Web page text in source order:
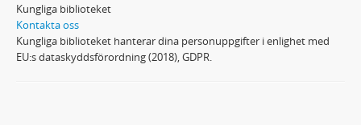
Kungliga biblioteket
Kontakta oss
Kungliga biblioteket hanterar dina personuppgifter i enlighet med
EU:s dataskyddsförordning (2018), GDPR.